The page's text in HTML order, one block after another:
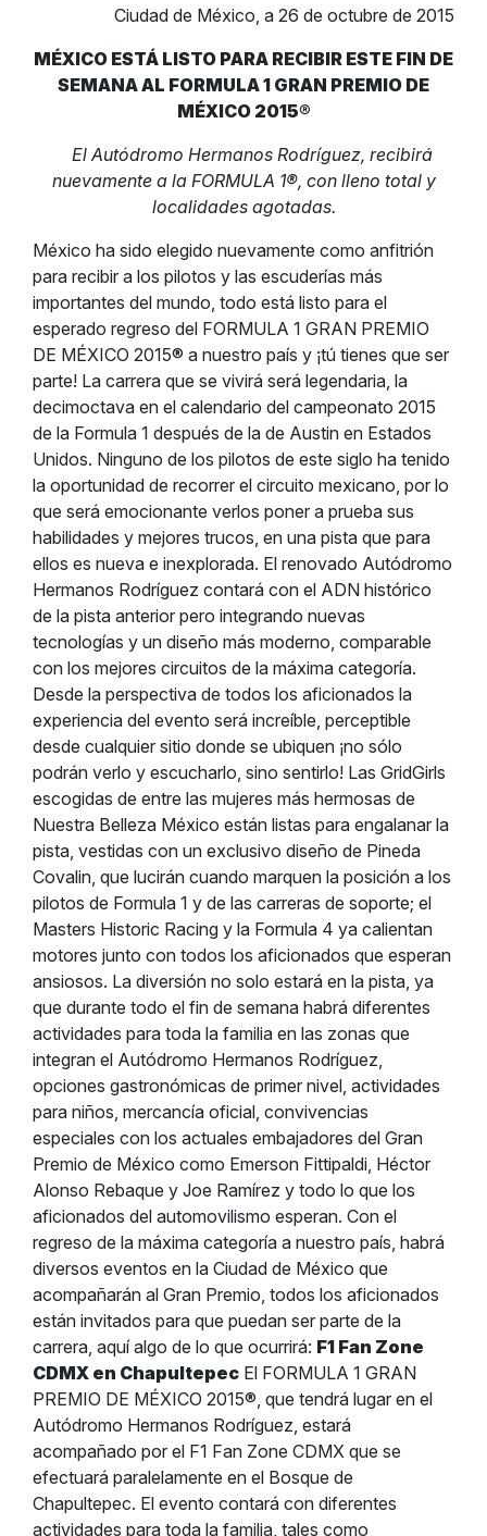
Ciudad de México, a 26 de octubre de 2015
MÉXICO ESTÁ LISTO PARA RECIBIR ESTE FIN DE
SEMANA AL FORMULA 1 GRAN PREMIO DE
MÉXICO 2015®
El Autódromo Hermanos Rodríguez, recibirá
nuevamente a la FORMULA 1®, con lleno total y
localidades agotadas.
México ha sido elegido nuevamente como anfitrión
para recibir a los pilotos y las escuderías más
importantes del mundo, todo está listo para el
esperado regreso del FORMULA 1 GRAN PREMIO
DE MÉXICO 2015® a nuestro país y ¡tú tienes que ser
parte! La carrera que se vivirá será legendaria, la
decimoctava en el calendario del campeonato 2015
de la Formula 1 después de la de Austin en Estados
Unidos. Ninguno de los pilotos de este siglo ha tenido
la oportunidad de recorrer el circuito mexicano, por lo
que será emocionante verlos poner a prueba sus
habilidades y mejores trucos, en una pista que para
ellos es nueva e inexplorada. El renovado Autódromo
Hermanos Rodríguez contará con el ADN histórico
de la pista anterior pero integrando nuevas
tecnologías y un diseño más moderno, comparable
con los mejores circuitos de la máxima categoría.
Desde la perspectiva de todos los aficionados la
experiencia del evento será increíble, perceptible
desde cualquier sitio donde se ubiquen ¡no sólo
podrán verlo y escucharlo, sino sentirlo! Las GridGirls
escogidas de entre las mujeres más hermosas de
Nuestra Belleza México están listas para engalanar la
pista, vestidas con un exclusivo diseño de Pineda
Covalin, que lucirán cuando marquen la posición a los
pilotos de Formula 1 y de las carreras de soporte; el
Masters Historic Racing y la Formula 4 ya calientan
motores junto con todos los aficionados que esperan
ansiosos. La diversión no solo estará en la pista, ya
que durante todo el fin de semana habrá diferentes
actividades para toda la familia en las zonas que
integran el Autódromo Hermanos Rodríguez,
opciones gastronómicas de primer nivel, actividades
para niños, mercancía oficial, convivencias
especiales con los actuales embajadores del Gran
Premio de México como Emerson Fittipaldi, Héctor
Alonso Rebaque y Joe Ramírez y todo lo que los
aficionados del automovilismo esperan. Con el
regreso de la máxima categoría a nuestro país, habrá
diversos eventos en la Ciudad de México que
acompañarán al Gran Premio, todos los aficionados
están invitados para que puedan ser parte de la
carrera, aquí algo de lo que ocurrirá: F1 Fan Zone
CDMX en Chapultepec El FORMULA 1 GRAN
PREMIO DE MÉXICO 2015®, que tendrá lugar en el
Autódromo Hermanos Rodríguez, estará
acompañado por el F1 Fan Zone CDMX que se
efectuará paralelamente en el Bosque de
Chapultepec. El evento contará con diferentes
actividades para toda la familia, tales como